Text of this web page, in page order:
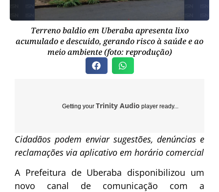
Terreno baldio em Uberaba apresenta lixo
acumulado e descuido, gerando risco à saúde e ao
meio ambiente (foto: reprodução)
Getting your Trinity Audio player ready...
Cidadãos podem enviar sugestões, denúncias e
reclamações via aplicativo em horário comercial
A Prefeitura de Uberaba disponibilizou um
novo canal de comunicação com a